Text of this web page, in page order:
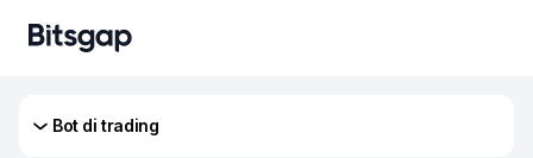
Bot di trading